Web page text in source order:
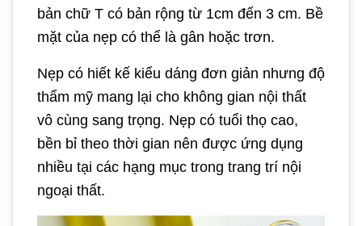
bản chữ T có bản rộng từ 1cm đến 3 cm. Bề
mặt của nẹp có thể là gân hoặc trơn.
Nẹp có hiết kế kiểu dáng đơn giản nhưng độ
thẩm mỹ mang lại cho không gian nội thất
vô cùng sang trọng. Nẹp có tuổi thọ cao,
bền bỉ theo thời gian nên được ứng dụng
nhiều tại các hạng mục trong trang trí nội
ngoại thất.